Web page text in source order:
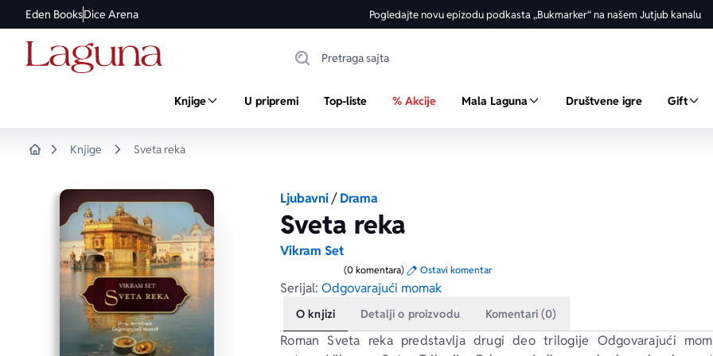
Eden BooksDice Arena Pogledajte novu epizodu podkasta „Bukmarker“ na našem Jutjub kanalu
Knjige U pripremi Top-liste % Akcije Mala Laguna Društvene igre Gift
Knjige Sveta reka
Ljubavni/Drama
Sveta reka
Vikram Set
(0 komentara) Ostavi komentar
Serijal: Odgovarajući momak
O knjizi Detalji o proizvodu Komentari (0)
Roman Sveta reka predstavlja drugi deo trilogije Odgovarajući